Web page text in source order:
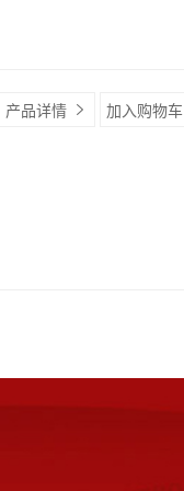
产品详情 加入购物车